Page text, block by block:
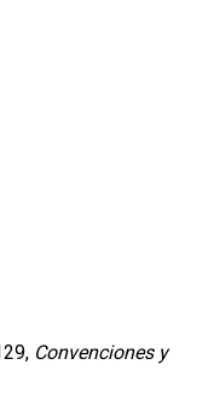
Convenciones y